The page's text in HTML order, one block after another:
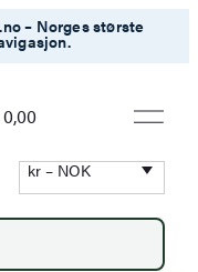
– Norges største
kr – NOK